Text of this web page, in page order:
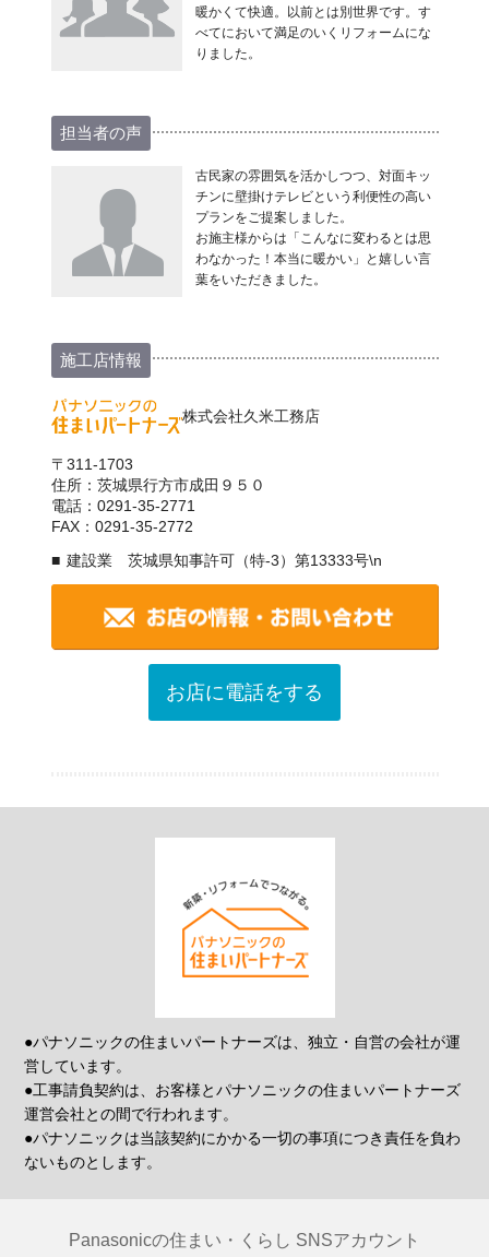
暖かくて快適。以前とは別世界です。す
べてにおいて満足のいくリフォームにな
りました。
担当者の声
古民家の雰囲気を活かしつつ、対面キッ
チンに壁掛けテレビという利便性の高い
プランをご提案しました。
お施主様からは「こんなに変わるとは思
わなかった！本当に暖かい」と嬉しい言
葉をいただきました。
施工店情報
株式会社久米工務店
〒311-1703
住所：茨城県行方市成田９５０
電話：0291-35-2771
FAX：0291-35-2772
建設業 茨城県知事許可（特-3）第13333号\n
お店に電話をする
●パナソニックの住まいパートナーズは、独立・自営の会社が運
営しています。
●工事請負契約は、お客様とパナソニックの住まいパートナーズ
運営会社との間で行われます。
●パナソニックは当該契約にかかる一切の事項につき責任を負わ
ないものとします。
Panasonicの住まい・くらし SNSアカウント